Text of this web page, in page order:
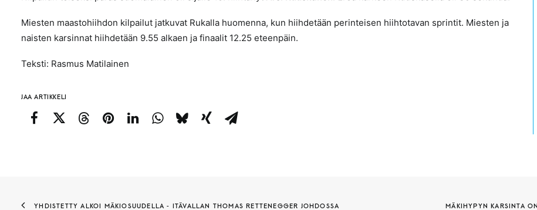
Miesten maastohiihdon kilpailut jatkuvat Rukalla huomenna, kun hiihdetään perinteisen hiihtotavan sprintit. Miesten ja
naisten karsinnat hiihdetään 9.55 alkaen ja finaalit 12.25 eteenpäin.
Teksti: Rasmus Matilainen
JAA ARTIKKELI
YHDISTETTY ALKOI MÄKIOSUUDELLA - ITÄVALLAN THOMAS RETTENEGGER JOHDOSSA MÄKIHYPYN KARSINTA